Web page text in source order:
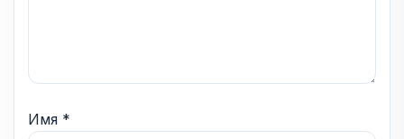
Имя *